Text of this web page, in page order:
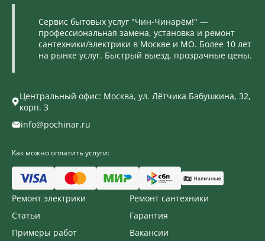
Сервис бытовых услуг "Чин-Чинарём!" —
профессиональная замена, установка и ремонт
сантехники/электрики в Москве и МО. Более 10 лет
на рынке услуг. Быстрый выезд, прозрачные цены.
Ремонт электрики
Ремонт сантехники
Статьи
Гарантия
Примеры работ
Вакансии
Центральный офис: Москва, ул. Лётчика Бабушкина, 32,
корп. 3
info@pochinar.ru
Как можно оплатить услуги: